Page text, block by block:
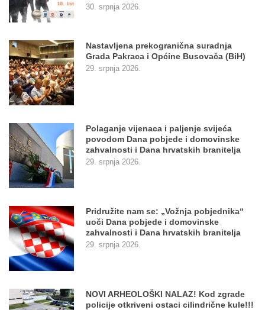
30. srpnja 2026.
Nastavljena prekogranična suradnja
Grada Pakraca i Općine Busovača (BiH)
29. srpnja 2026.
Polaganje vijenaca i paljenje svijeća
povodom Dana pobjede i domovinske
zahvalnosti i Dana hrvatskih branitelja
29. srpnja 2026.
Pridružite nam se: „Vožnja pobjednika“
uoči Dana pobjede i domovinske
zahvalnosti i Dana hrvatskih branitelja
29. srpnja 2026.
NOVI ARHEOLOŠKI NALAZ! Kod zgrade
policije otkriveni ostaci cilindrične kule!!!